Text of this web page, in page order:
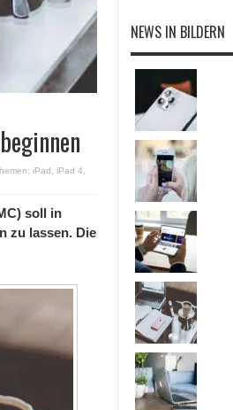
iPad iPad 4
soll in
zu lassen. Die
NEWS IN BILDERN